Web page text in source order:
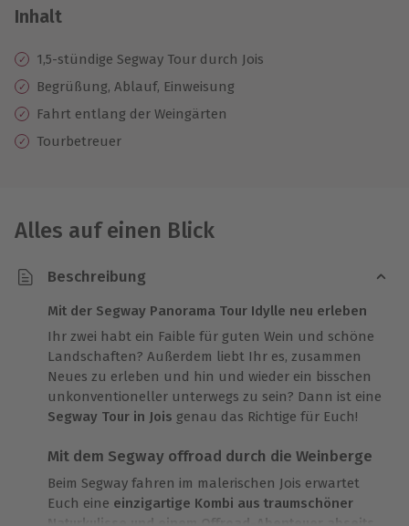
Jeder Gutschein für alle Erlebnisse einlösbar.
10 Jahre gültig & verlängerbar.
Inhalt
1,5-stündige Segway Tour durch Jois
Begrüßung, Ablauf, Einweisung
Fahrt entlang der Weingärten
Tourbetreuer
Alles auf einen Blick
Beschreibung
Mit der Segway Panorama Tour Idylle neu erleben
Ihr zwei habt ein Faible für guten Wein und schöne
Landschaften? Außerdem liebt Ihr es, zusammen
Neues zu erleben und hin und wieder ein bisschen
unkonventioneller unterwegs zu sein? Dann ist eine
Segway Tour in Jois genau das Richtige für Euch!
Mit dem Segway offroad durch die Weinberge
Beim Segway fahren im malerischen Jois erwartet
Euch eine einzigartige Kombi aus traumschöner